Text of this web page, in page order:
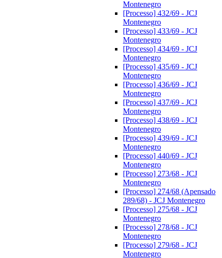
Montenegro
[Processo] 432/69 - JCJ
Montenegro
[Processo] 433/69 - JCJ
Montenegro
[Processo] 434/69 - JCJ
Montenegro
[Processo] 435/69 - JCJ
Montenegro
[Processo] 436/69 - JCJ
Montenegro
[Processo] 437/69 - JCJ
Montenegro
[Processo] 438/69 - JCJ
Montenegro
[Processo] 439/69 - JCJ
Montenegro
[Processo] 440/69 - JCJ
Montenegro
[Processo] 273/68 - JCJ
Montenegro
[Processo] 274/68 (Apensado
289/68) - JCJ Montenegro
[Processo] 275/68 - JCJ
Montenegro
[Processo] 278/68 - JCJ
Montenegro
[Processo] 279/68 - JCJ
Montenegro